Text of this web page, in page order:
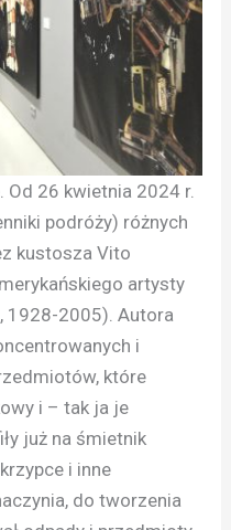
26 kwietnia 2024 r.
podróży) różnych
kustosza Vito
artysty
1928-2005). Autora
i
które
i – tak ja je
już na śmietnik
i inne
do tworzenia